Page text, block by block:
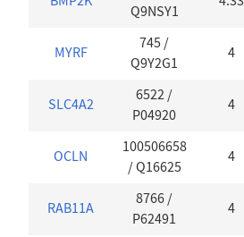
Q9NSY1
MYRF
745 /
Q9Y2G1
4
SLC4A2
6522 /
P04920
4
OCLN
100506658
/Q16625
4
RAB11A
8766 /
P62491
4